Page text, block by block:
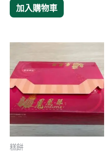
加入購物車
糕餅